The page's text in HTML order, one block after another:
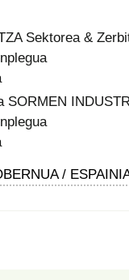
Sektorea &
SORMEN
/